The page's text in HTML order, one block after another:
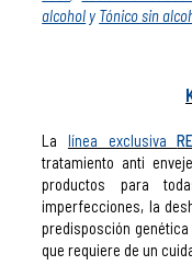
alcohol y Tónico sin
La línea exclusiva
tratamiento anti
productos para
imperfecciones, la
predisposción
que requiere de un